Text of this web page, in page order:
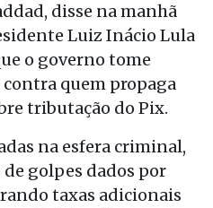
disse na manhã
Luiz Inácio Lula
o governo tome
quem propaga
tributação do Pix.
na esfera criminal,
golpes dados por
taxas adicionais